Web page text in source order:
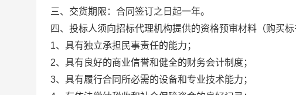
三、交货期限：合同签订之日起一年。
四、投标人须向招标代理机构提供的资格预审材料（购买
1、具有独立承担民事责任的能力；
2、具有良好的商业信誉和健全的财务会计制度；
3、具有履行合同所必需的设备和专业技术能力；